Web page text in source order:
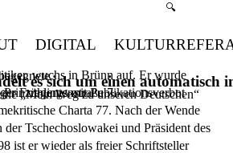
Suchmenü
🔍
DIGITAL
es sich um einen
„Mein Weg zu unseren Deutschen“
wuchs in Brünn auf. Er wurde
Frühlings mit Publikationsverbot
Charta 77. Nach der Wende
Tschechoslowakei und Präsident des
ist er wieder als freier Schriftsteller
7